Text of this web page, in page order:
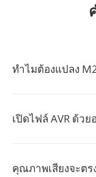
ทำไมต้องแปลง
เปิดไฟล์ AVR ด้วย
คุณภาพเสียงจะต